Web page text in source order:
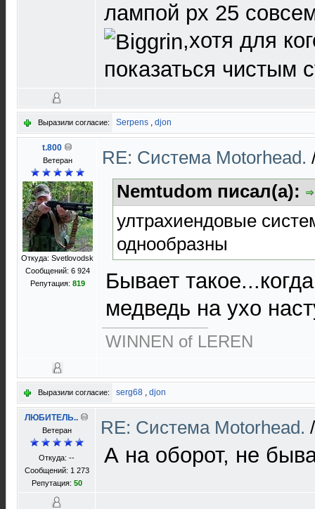
лампой рх 25
,хотя для
показаться чистым
Выразили согласие: Serpens , djon
t.800
Ветеран
Откуда: Svetlovodsk
Сообщений: 6 924
Репутация: 819
RE: Cистема Motorhead.
Nemtudom писал(а):
ултрахиендовые
однообразны
Бывает
медведь на ухо
WINNEN of LEREN
Выразили согласие: serg68 , djon
ЛЮБИТЕЛЬ..
Ветеран
Откуда: --
Сообщений: 1 273
Репутация: 50
RE: Cистема Motorhead.
А на оборот, не